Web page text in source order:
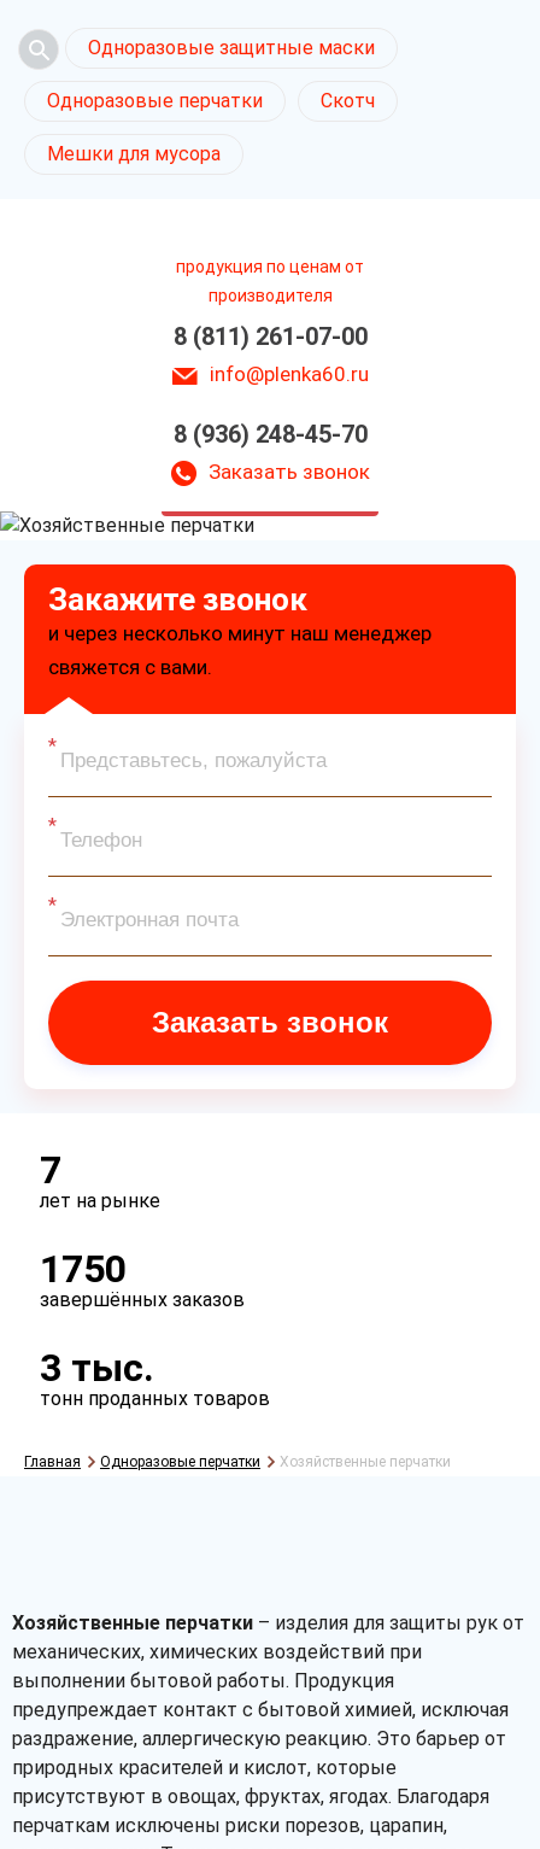
Одноразовые защитные маски
Одноразовые перчатки Скотч
Мешки для мусора
продукция по ценам от
производителя
8 (811) 261-07-00
info@plenka60.ru
8 (936) 248-45-70
Заказать звонок
Хозяйственные
перчатки в Пскове
Закажите звонок
и через несколько минут наш менеджер
свяжется с вами.
Заказать звонок
7
лет на рынке
1750
завершённых заказов
3 тыс.
тонн проданных товаров
Главная Одноразовые перчатки Хозяйственные перчатки
Хозяйственные перчатки – изделия для защиты рук от
механических, химических воздействий при
выполнении бытовой работы. Продукция
предупреждает контакт с бытовой химией, исключая
раздражение, аллергическую реакцию. Это барьер от
природных красителей и кислот, которые
присутствуют в овощах, фруктах, ягодах. Благодаря
перчаткам исключены риски порезов, царапин,